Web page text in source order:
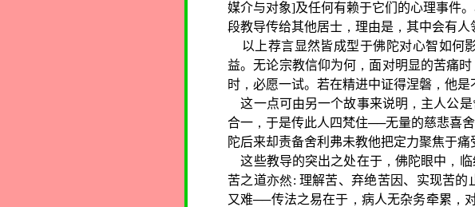
媒介与对象]及任何有赖于它们的心理事件
段教导传给其他居士 ， 理由是 ， 其中会有人
以上荐言显然皆成型于佛陀对心智如何
益。无论宗教信仰为何 ， 面对明显的苦痛时
时 ， 必愿一试。若在精进中证得涅磐 ， 他是
这一点可由另一个故事来说明 ， 主人公
合一 ， 于是传此人四梵住──无量的慈悲喜
陀后来却责备舍利弗未教他把定力聚焦于痛
这些教导的突出之处在于， 佛陀眼中 ，
苦之道亦然: 理解苦、弃绝苦因、实现苦的
又难──传法之易在于 ， 病人无杂务牵累 ，